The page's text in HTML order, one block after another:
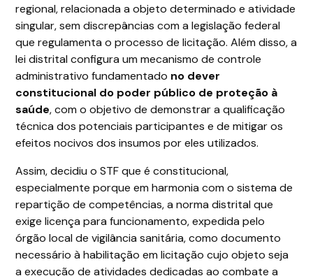
regional, relacionada a objeto determinado e atividade
singular, sem discrepâncias com a legislação federal
que regulamenta o processo de licitação. Além disso, a
lei distrital configura um mecanismo de controle
administrativo fundamentado no dever
constitucional do poder público de proteção à
saúde, com o objetivo de demonstrar a qualificação
técnica dos potenciais participantes e de mitigar os
efeitos nocivos dos insumos por eles utilizados.
Assim, decidiu o STF que é constitucional,
especialmente porque em harmonia com o sistema de
repartição de competências, a norma distrital que
exige licença para funcionamento, expedida pelo
órgão local de vigilância sanitária, como documento
necessário à habilitação em licitação cujo objeto seja
a execução de atividades dedicadas ao combate a